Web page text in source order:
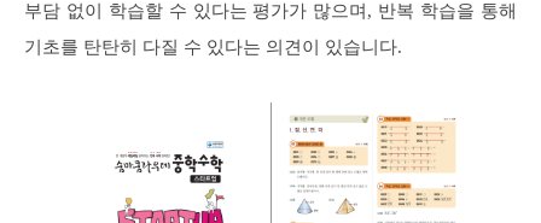
부담 없이 학습할 수 있다는 평가가 많으며, 반복 학습을 통해
기초를 탄탄히 다질 수 있다는 의견이 있습니다.